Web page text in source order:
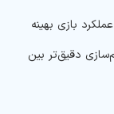
بازی بهینه
دقیق‌تر بین